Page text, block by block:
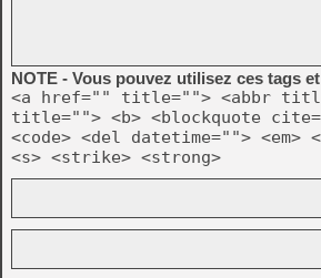
NOTE - Vous pouvez utilisez ces tags
<a href="" title=""> <abbr
title=""> <b> <blockquote
<code> <del datetime="">
<s> <strike> <strong>